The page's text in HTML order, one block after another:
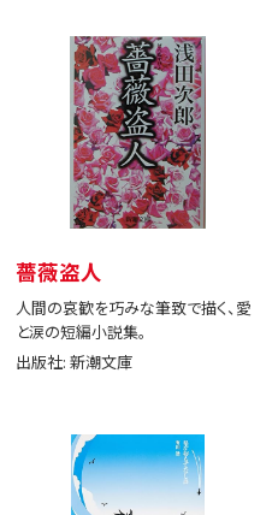
薔薇盗人
人間の哀歓を巧みな筆致で描く、愛
と涙の短編小説集。
出版社: 新潮文庫